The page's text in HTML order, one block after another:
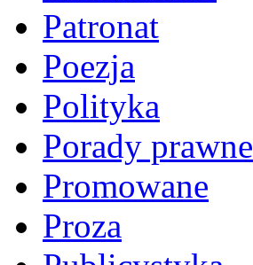
Patronat
Poezja
Polityka
Porady prawne
Promowane
Proza